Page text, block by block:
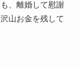
、離婚して慰謝
山お金を残して